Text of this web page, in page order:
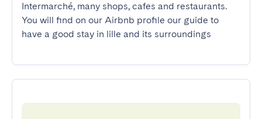
Intermarché, many shops, cafes and restaurants.
You will find on our Airbnb profile our guide to
have a good stay in lille and its surroundings